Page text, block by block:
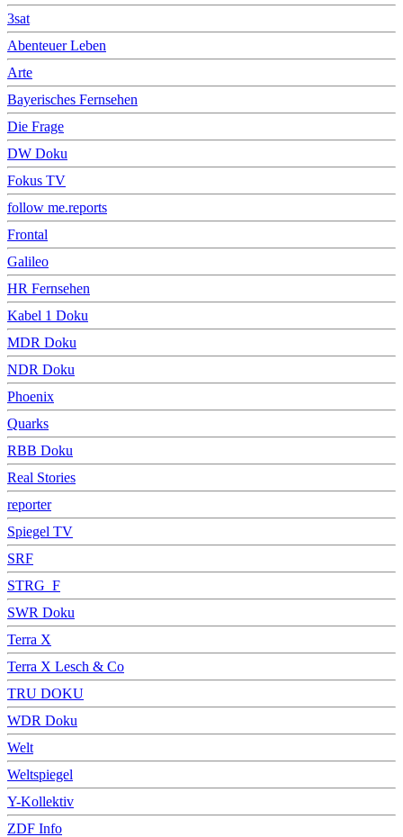
3sat
Abenteuer Leben
Arte
Bayerisches Fernsehen
Die Frage
DW Doku
Fokus TV
follow me.reports
Frontal
Galileo
HR Fernsehen
Kabel 1 Doku
MDR Doku
NDR Doku
Phoenix
Quarks
RBB Doku
Real Stories
reporter
Spiegel TV
SRF
STRG_F
SWR Doku
Terra X
Terra X Lesch & Co
TRU DOKU
WDR Doku
Welt
Weltspiegel
Y-Kollektiv
ZDF Info